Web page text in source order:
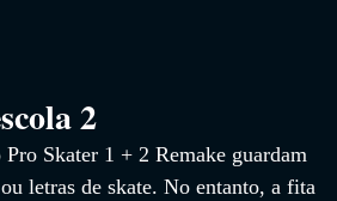
2
Skater 1 + 2 Remake guardam
letras de skate. No entanto, a fita